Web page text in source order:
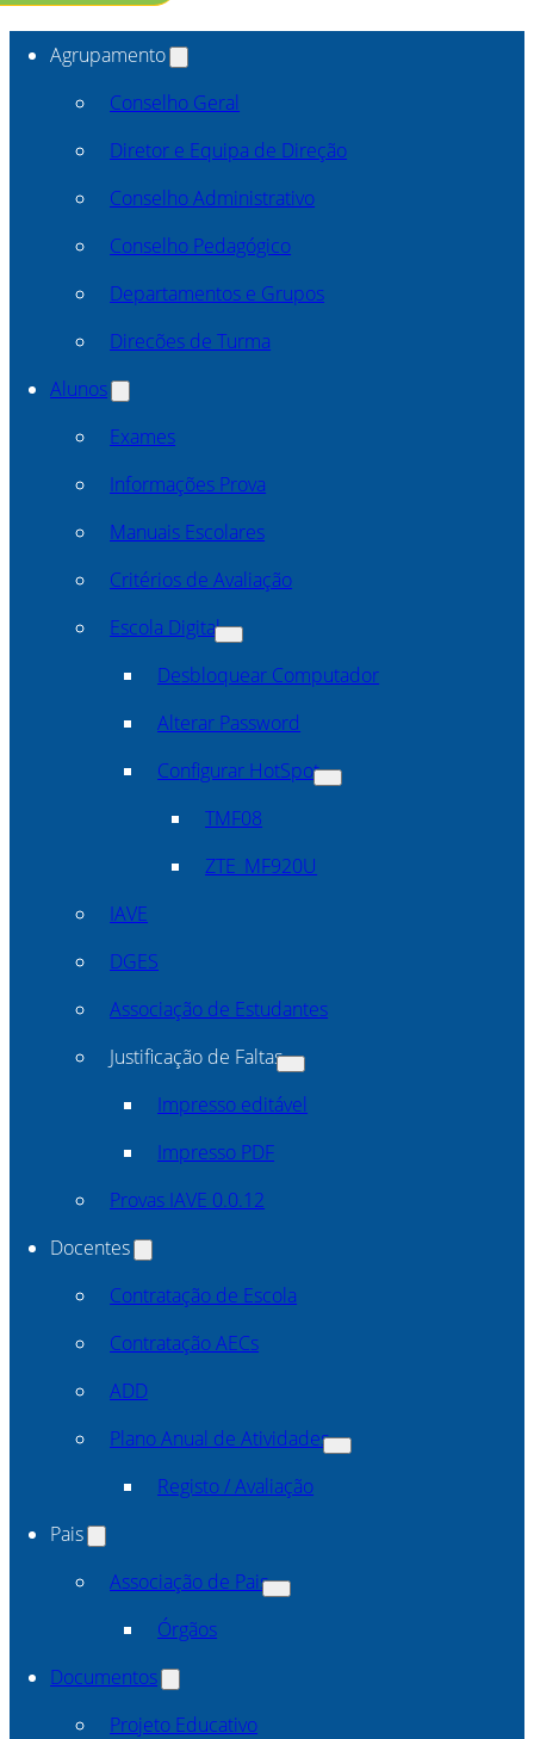
Agrupamento
Conselho Geral
Diretor e Equipa de Direção
Conselho Administrativo
Conselho Pedagógico
Departamentos e Grupos
Direcões de Turma
Alunos
Exames
Informações Prova
Manuais Escolares
Critérios de Avaliação
Escola Digital
Desbloquear Computador
Alterar Password
Configurar HotSpot
TMF08
ZTE_MF920U
IAVE
DGES
Associação de Estudantes
Justificação de Faltas
Impresso editável
Impresso PDF
Provas IAVE 0.0.12
Docentes
Contratação de Escola
Contratação AECs
ADD
Plano Anual de Atividades
Registo / Avaliação
Pais
Associação de Pais
Órgãos
Documentos
Projeto Educativo